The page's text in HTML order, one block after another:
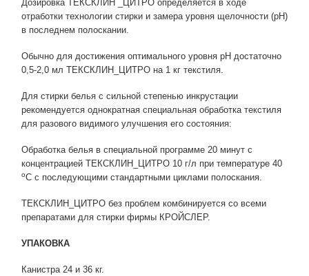
Дозировка ТЕКСКЛИН _ЦИТРО определяется в ходе
отработки технологии стирки и замера уровня щелочности (рН)
в последнем полоскании.
Обычно для достижения оптимального уровня рН достаточно
0,5-2,0 мл ТЕКСКЛИН_ЦИТРО на 1 кг текстиля.
Для стирки белья с сильной степенью инкрустации
рекомендуется однократная специальная обработка текстиля
для разового видимого улучшения его состояния:
Обработка белья в специальной программе 20 минут с
концентрацией ТЕКСКЛИН_ЦИТРО 10 г/л при температуре 40
оС с последующими стандартными циклами полоскания.
ТЕКСКЛИН_ЦИТРО без проблем комбинируется со всеми
препаратами для стирки фирмы КРОЙСЛЕР.
УПАКОВКА
Канистра 24 и 36 кг.